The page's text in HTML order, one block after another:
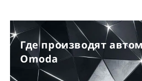
Где производят
Omoda